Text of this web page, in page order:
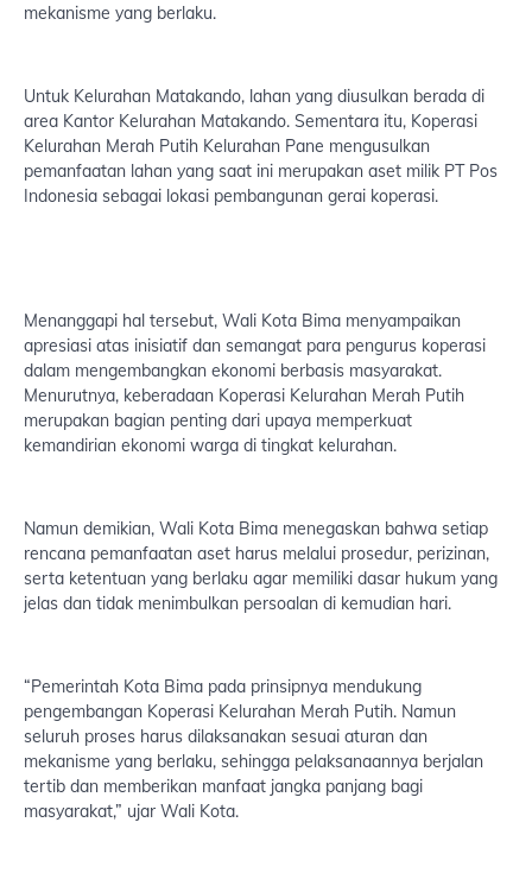
mekanisme yang berlaku.
Untuk Kelurahan Matakando, lahan yang diusulkan berada di
area Kantor Kelurahan Matakando. Sementara itu, Koperasi
Kelurahan Merah Putih Kelurahan Pane mengusulkan
pemanfaatan lahan yang saat ini merupakan aset milik PT Pos
Indonesia sebagai lokasi pembangunan gerai koperasi.
Menanggapi hal tersebut, Wali Kota Bima menyampaikan
apresiasi atas inisiatif dan semangat para pengurus koperasi
dalam mengembangkan ekonomi berbasis masyarakat.
Menurutnya, keberadaan Koperasi Kelurahan Merah Putih
merupakan bagian penting dari upaya memperkuat
kemandirian ekonomi warga di tingkat kelurahan.
Namun demikian, Wali Kota Bima menegaskan bahwa setiap
rencana pemanfaatan aset harus melalui prosedur, perizinan,
serta ketentuan yang berlaku agar memiliki dasar hukum yang
jelas dan tidak menimbulkan persoalan di kemudian hari.
“Pemerintah Kota Bima pada prinsipnya mendukung
pengembangan Koperasi Kelurahan Merah Putih. Namun
seluruh proses harus dilaksanakan sesuai aturan dan
mekanisme yang berlaku, sehingga pelaksanaannya berjalan
tertib dan memberikan manfaat jangka panjang bagi
masyarakat,” ujar Wali Kota.